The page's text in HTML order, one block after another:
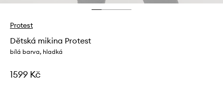
Protest
Dětská mikina Protest
bílá barva, hladká
1599 Kč